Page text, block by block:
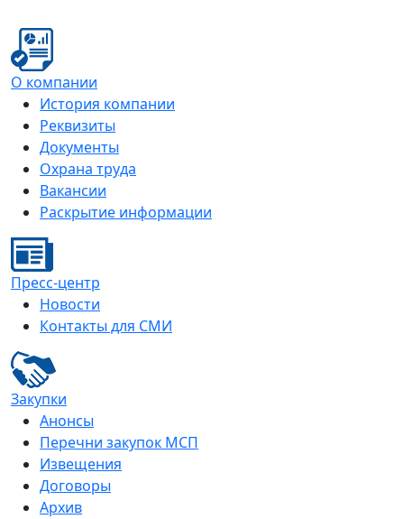
О компании
История компании
Реквизиты
Документы
Охрана труда
Вакансии
Раскрытие информации
Пресс-центр
Новости
Контакты для СМИ
Закупки
Анонсы
Перечни закупок МСП
Извещения
Договоры
Архив